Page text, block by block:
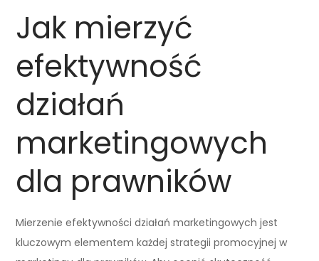
Jak mierzyć
efektywność
działań
marketingowych
dla prawników
Mierzenie efektywności działań marketingowych jest
kluczowym elementem każdej strategii promocyjnej w